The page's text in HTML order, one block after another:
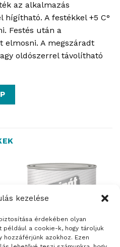
kezelése
érdekében olyan
például a cookie-k, hogy tároljuk
hozzáférjünk azokhoz. Ezen
az alkalmazás
hígítható. A festékkel +5 C°
Festés után a
elmosni. A megszáradt
oldószerrel távolítható